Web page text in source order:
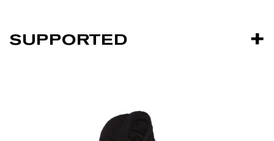
SUPPORTED